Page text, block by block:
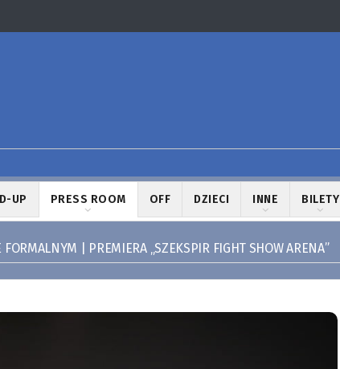
UP PRESS ROOM OFF DZIECI INNE BILETY
| PREMIERA „SZEKSPIR FIGHT SHOW ARENA”